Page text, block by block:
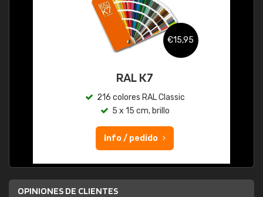
€15,95
RAL K7
216 colores RAL Classic
5 x 15 cm, brillo
Info / pedido
OPINIONES DE CLIENTES